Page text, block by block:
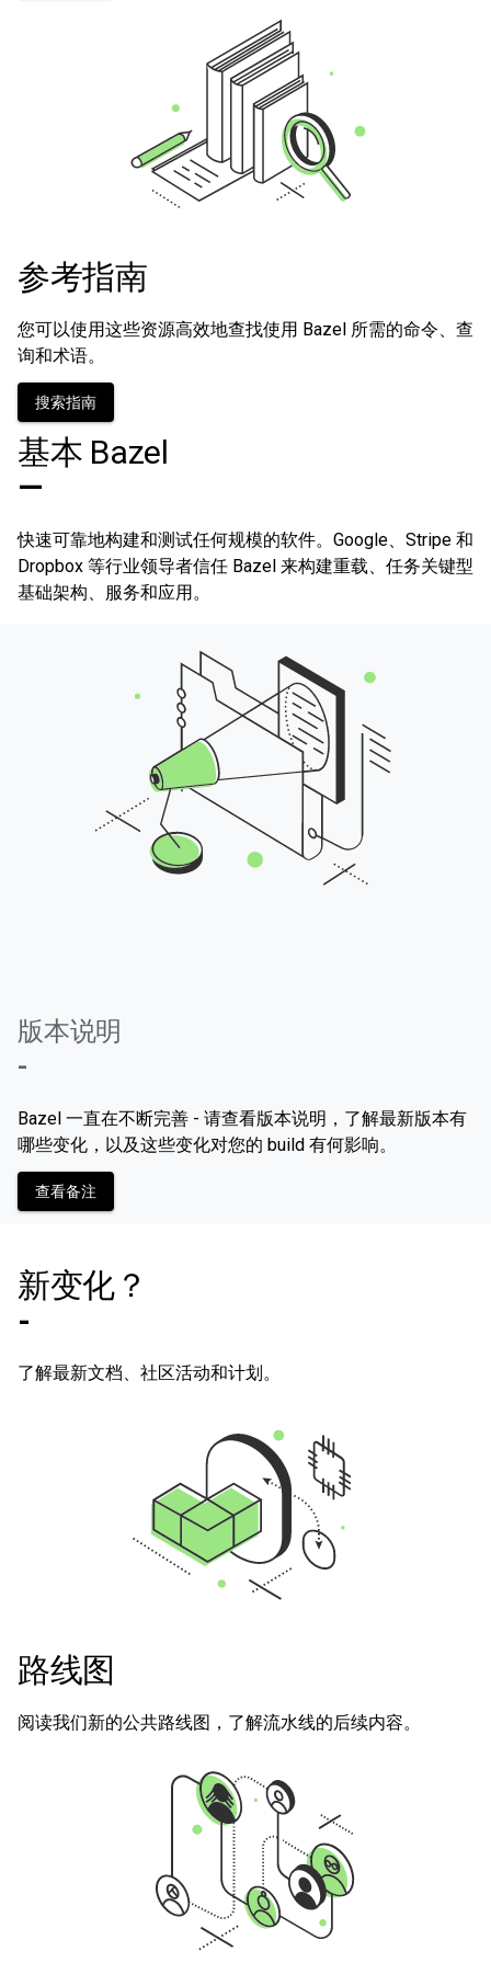
参考指南
您可以使用这些资源高效地查找使用 Bazel 所需的命令、查
询和术语。
搜索指南
基本 Bazel
—
快速可靠地构建和测试任何规模的软件。Google、Stripe 和
Dropbox 等行业领导者信任 Bazel 来构建重载、任务关键型
基础架构、服务和应用。
版本说明
-
Bazel 一直在不断完善 - 请查看版本说明，了解最新版本有
哪些变化，以及这些变化对您的 build 有何影响。
查看备注
新变化？
-
了解最新文档、社区活动和计划。
路线图
阅读我们新的公共路线图，了解流水线的后续内容。